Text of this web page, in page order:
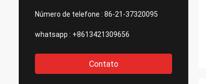
Número de telefone : 86-21-37320095
whatsapp : +8613421309656
Contato